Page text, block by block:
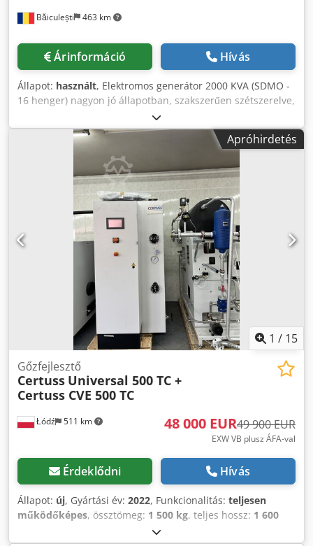
Băiculești 463 km
Árinformáció Hívás
Állapot: használt, Elektromos generátor 2000 KVA (SDMO -
16 henger) nagyon jó állapotban, szakszerűen szétszerelve,
kevesebb munkaórával (valójában egy gyár tartalékja volt) +
SREE 2000 KVA transzformátor + teljes elektromos
szekrények és ennek a nagy teljesítménynek a kezelése. Ár
kérésre. És van még a 200KVA elektromos generátor
készletünk is. Dwsdpfx Anodlumyeusa
Apróhirdetés
1 / 15
Łódź 511 km
Gőzfejlesztő
Certuss Universal 500 TC +
Certuss CVE 500 TC
48 000 EUR49 900 EUR
EXW VB plusz ÁFA-val
Érdeklődni Hívás
Állapot: új, Gyártási év: 2022, Funkcionalitás: teljesen
működőképes, össztömeg: 1 500 kg, teljes hossz: 1 600
930 mm, teljes magasság: